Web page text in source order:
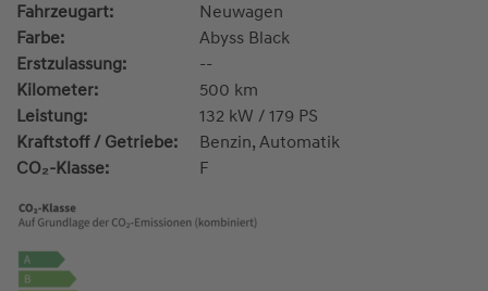
Fahrzeugart:
Neuwagen
Farbe:
Abyss Black
Erstzulassung:
--
Kilometer:
500 km
Leistung:
132 kW / 179 PS
Kraftstoff / Getriebe:
Benzin, Automatik
CO₂-Klasse:
F